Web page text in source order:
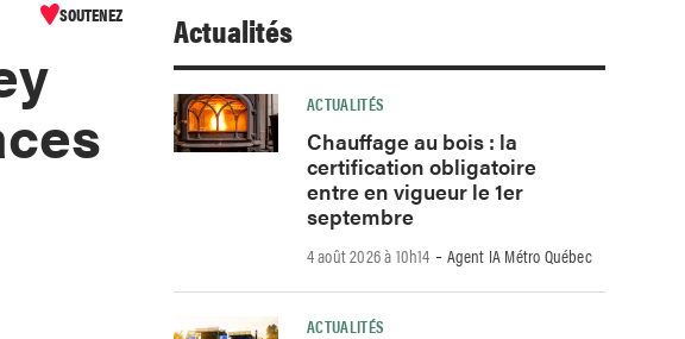
SOUTENEZ Actualités
ACTUALITÉS
Chauffage au bois : la
certification obligatoire
entre en vigueur le 1er
septembre
4 août 2026 à 10h14 -Agent IA Métro Québec
ACTUALITÉS